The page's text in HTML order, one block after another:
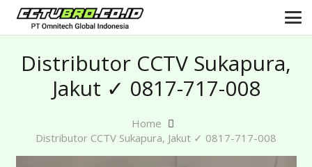
Distributor CCTV Sukapura,
Jakut ✓ 0817-717-008
Home
Distributor CCTV Sukapura, Jakut ✓ 0817-717-008